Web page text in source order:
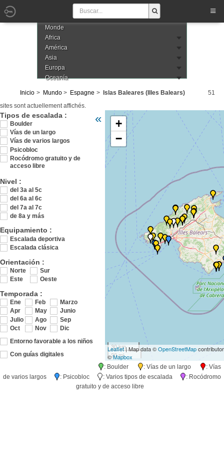
Monde
Africa
América
Asia
Europa
Oceanía
Inicio Mundo Espagne Islas Baleares (Illes Balears)
51
sites sont actuellement affichés.
Tipos de escalada :
Boulder
Vías de un largo
Vías de varios largos
Psicobloc
Rocódromo gratuito y de
acceso libre
Nivel :
del 3a al 5c
del 6a al 6c
del 7a al 7c
de 8a y más
Equipamiento :
Escalada deportiva
Escalada clásica
Orientación :
Norte
Sur
Este
Oeste
Temporada :
Ene Feb
Marzo
Apr
May
Junio
Julio
Ago
Sep
Oct
Nov
Dic
Entorno favorable a los niños
Con guías digitales
« Veuillez patienter pendant le chargement
+
−
30 km
20 mi
Leaflet| Map data ©OpenStreetMap
©Mapbox
: Boulder : Vías de un largo
: Vías
de varios largos
: Psicobloc : Varios tipos de escalada
: Rocódromo
gratuito y de acceso libre